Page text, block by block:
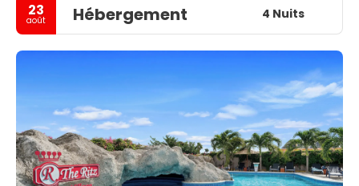
23
août Hébergement 4 Nuits